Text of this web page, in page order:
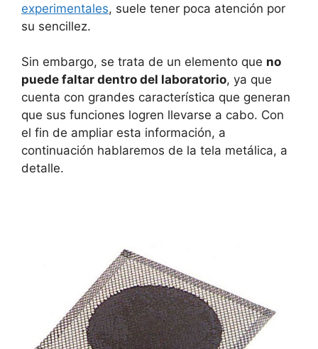
experimentales, suele tener poca atención por
su sencillez.
Sin embargo, se trata de un elemento que no
puede faltar dentro del laboratorio, ya que
cuenta con grandes característica que generan
que sus funciones logren llevarse a cabo. Con
el fin de ampliar esta información, a
continuación hablaremos de la tela metálica, a
detalle.